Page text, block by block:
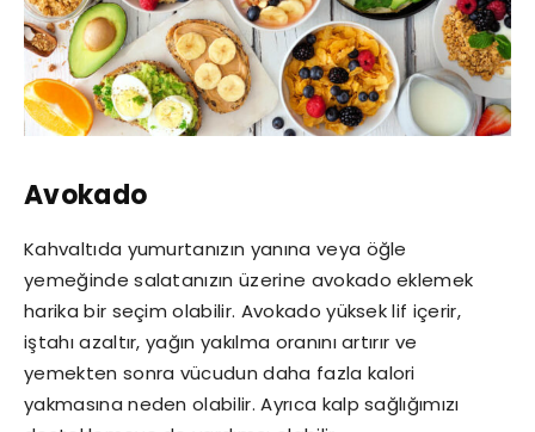
Avokado
Kahvaltıda yumurtanızın yanına veya öğle
yemeğinde salatanızın üzerine avokado eklemek
harika bir seçim olabilir. Avokado yüksek lif içerir,
iştahı azaltır, yağın yakılma oranını artırır ve
yemekten sonra vücudun daha fazla kalori
yakmasına neden olabilir. Ayrıca kalp sağlığımızı